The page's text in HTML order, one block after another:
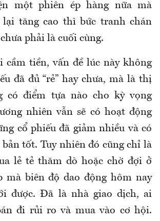
một phiên ép hàng nữa mà
tăng cao thì bức tranh chán
phải là cuối cùng.
cầm tiền, vấn đề lúc này không
đã đủ “rẻ” hay chưa, mà là thị
có điểm tựa nào cho kỳ vọng
nhiên vẫn sẽ có hoạt động
cổ phiếu đã giảm nhiều và có
tốt. Tuy nhiên đó cũng chỉ là
lẻ tẻ thăm dò hoặc chờ đợi ở
mà biên độ dao động hôm nay
được. Đã là nhà giao dịch, ai
đi rủi ro và mua vào cơ hội.